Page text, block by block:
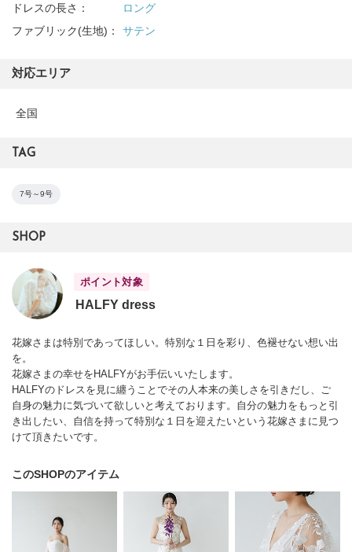
ドレスの長さ：
ロング
ファブリック(生地)：
サテン
対応エリア
全国
TAG
7号～9号
SHOP
ポイント対象
HALFY dress
花嫁さまは特別であってほしい。特別な１日を彩り、色褪せない想い出
を。
花嫁さまの幸せをHALFYがお手伝いいたします。
HALFYのドレスを見に纏うことでその人本来の美しさを引きだし、ご
自身の魅力に気づいて欲しいと考えております。自分の魅力をもっと引
き出したい、自信を持って特別な１日を迎えたいという花嫁さまに見つ
けて頂きたいです。
このSHOPのアイテム